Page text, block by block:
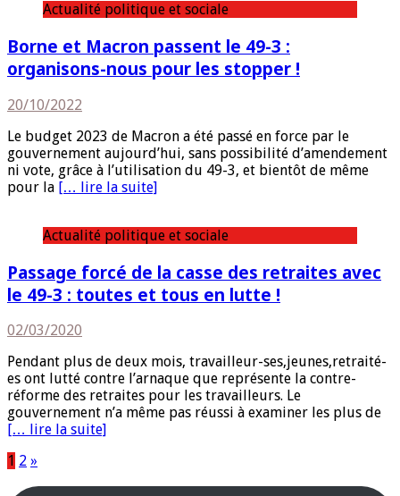
Actualité politique et sociale
Borne et Macron passent le 49-3 :
organisons-nous pour les stopper !
20/10/2022
Le budget 2023 de Macron a été passé en force par le
gouvernement aujourd’hui, sans possibilité d’amendement
ni vote, grâce à l’utilisation du 49-3, et bientôt de même
pour la [… lire la suite]
Actualité politique et sociale
Passage forcé de la casse des retraites avec
le 49-3 : toutes et tous en lutte !
02/03/2020
Pendant plus de deux mois, travailleur-ses,jeunes,retraité-
es ont lutté contre l’arnaque que représente la contre-
réforme des retraites pour les travailleurs. Le
gouvernement n’a même pas réussi à examiner les plus de
[… lire la suite]
Pagination
1 2 »